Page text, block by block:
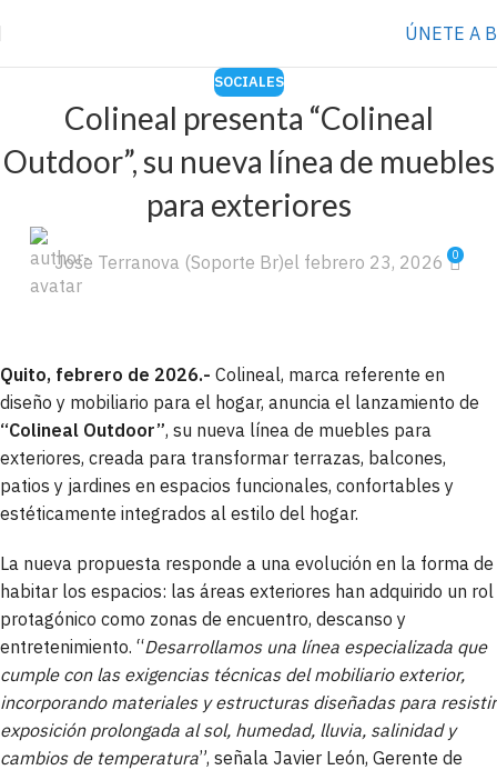
ÚNETE A
SOCIALES
Colineal presenta “Colineal
Outdoor”, su nueva línea de muebles
para exteriores
Jose Terranova (Soporte Br)el febrero 23, 2026 0
Quito, febrero de 2026.- Colineal, marca referente en
diseño y mobiliario para el hogar, anuncia el lanzamiento de
“Colineal Outdoor”, su nueva línea de muebles para
exteriores, creada para transformar terrazas, balcones,
patios y jardines en espacios funcionales, confortables y
estéticamente integrados al estilo del hogar.
La nueva propuesta responde a una evolución en la forma de
habitar los espacios: las áreas exteriores han adquirido un rol
protagónico como zonas de encuentro, descanso y
entretenimiento. “Desarrollamos una línea especializada que
cumple con las exigencias técnicas del mobiliario exterior,
incorporando materiales y estructuras diseñadas para resistir
exposición prolongada al sol, humedad, lluvia, salinidad y
cambios de temperatura”, señala Javier León, Gerente de